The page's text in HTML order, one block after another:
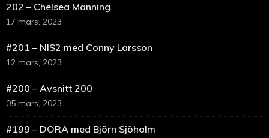
202 – Chelsea Manning
17 mars, 2023
#201 – NIS2 med Conny Larsson
12 mars, 2023
#200 – Avsnitt 200
05 mars, 2023
#199 – DORA med Björn Sjöholm